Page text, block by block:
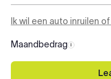
Ik wil een auto inruilen
Maandbedrag